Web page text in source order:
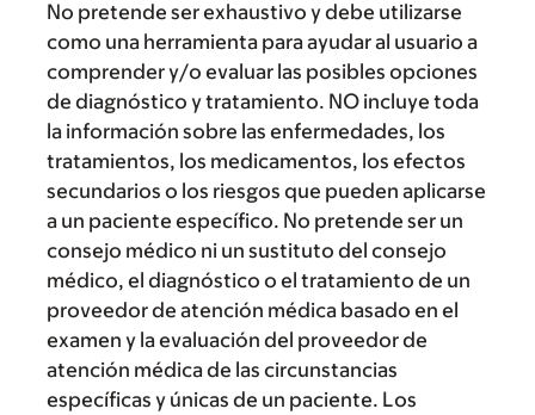
No pretende ser exhaustivo y debe utilizarse
como una herramienta para ayudar al usuario a
comprender y/o evaluar las posibles opciones
de diagnóstico y tratamiento. NO incluye toda
la información sobre las enfermedades, los
tratamientos, los medicamentos, los efectos
secundarios o los riesgos que pueden aplicarse
a un paciente específico. No pretende ser un
consejo médico ni un sustituto del consejo
médico, el diagnóstico o el tratamiento de un
proveedor de atención médica basado en el
examen y la evaluación del proveedor de
atención médica de las circunstancias
específicas y únicas de un paciente. Los